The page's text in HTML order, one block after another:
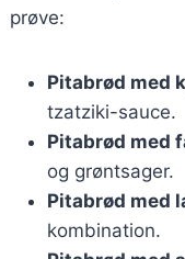
prøve:
Pitabrød med
tzatziki-sauce.
Pitabrød med
og grøntsager.
Pitabrød med
kombination.